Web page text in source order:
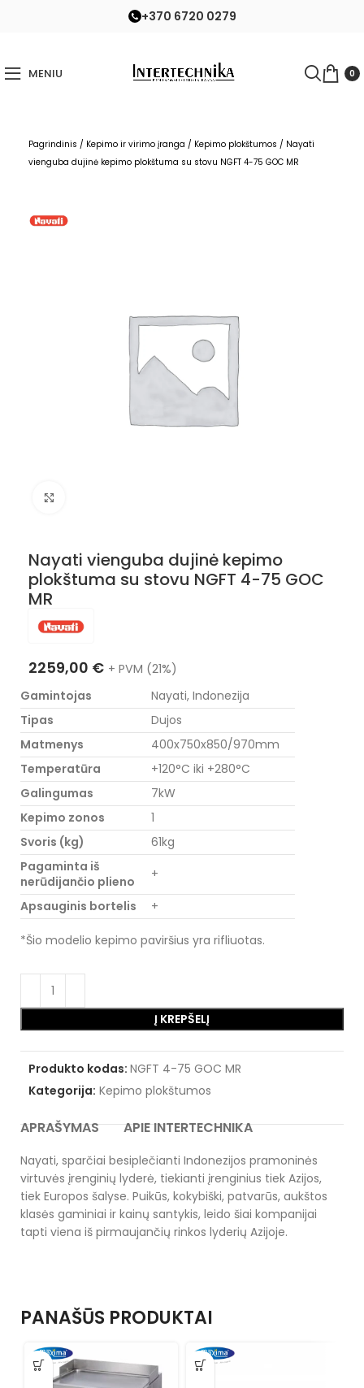
+370 6720 0279
MENIU 0
Pagrindinis / Kepimo ir virimo įranga / Kepimo plokštumos / Nayati
vienguba dujinė kepimo plokštuma su stovu NGFT 4-75 GOC MR
Nayati vienguba dujinė kepimo
plokštuma su stovu NGFT 4-75 GOC
MR
2259,00 € + PVM (21%)
Gamintojas
Nayati, Indonezija
Tipas
Dujos
Matmenys
400x750x850/970mm
Temperatūra
+120°C iki +280°C
Galingumas
7kW
Kepimo zonos
1
Svoris (kg)
61kg
Pagaminta iš
nerūdijančio plieno
+
Apsauginis bortelis
+
*Šio modelio kepimo paviršius yra rifliuotas.
Į KREPŠELĮ
Produkto kodas: NGFT 4-75 GOC MR
Kategorija: Kepimo plokštumos
APRAŠYMAS APIE INTERTECHNIKA
Nayati, sparčiai besiplečianti Indonezijos pramoninės
virtuvės įrenginių lyderė, tiekianti įrenginius tiek Azijos,
tiek Europos šalyse. Puikūs, kokybiški, patvarūs, aukštos
klasės gaminiai ir kainų santykis, leido šiai kompanijai
tapti viena iš pirmaujančių rinkos lyderių Azijoje.
PANAŠŪS PRODUKTAI